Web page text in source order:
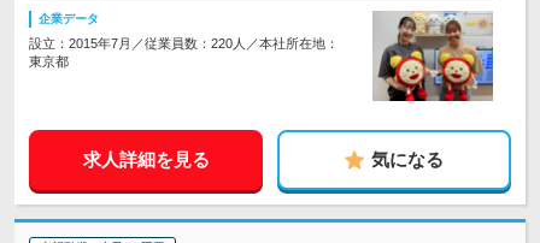
企業データ
設立：2015年7月／従業員数：220人／本社所在地：
東京都
求人詳細を見る 気になる